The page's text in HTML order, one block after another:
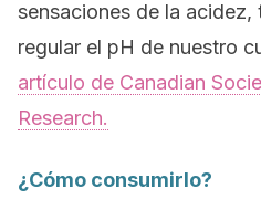
sensaciones de la
regular el pH de nuestro
artículo de Canadian
Research.
¿Cómo consumirlo?